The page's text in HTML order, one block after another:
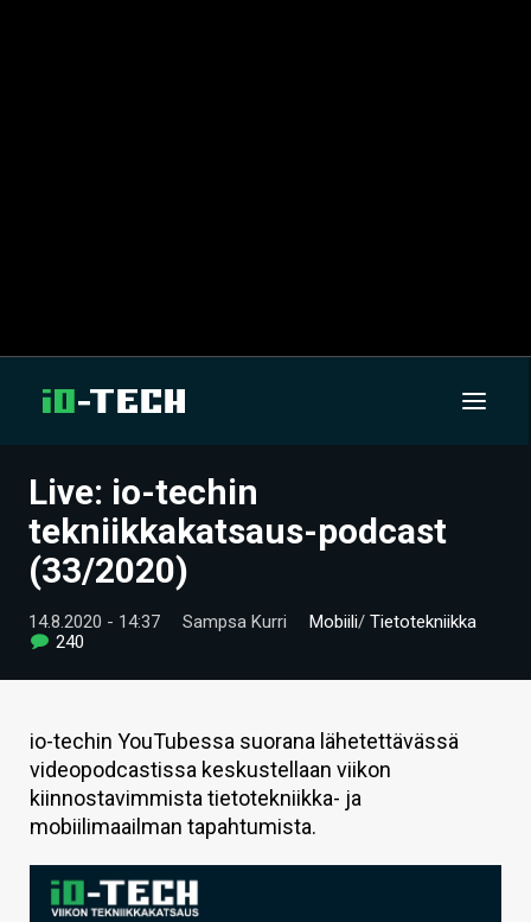
UUTISET
ARTIKKELIT
VIDEOT
HINTA.FI
KAUPPA
VAIHDA TEEMA
Live: io-techin
tekniikkakatsaus-podcast
(33/2020)
14.8.2020 - 14:37 Sampsa Kurri Mobiili/ Tietotekniikka
240
io-techin YouTubessa suorana lähetettävässä
videopodcastissa keskustellaan viikon
kiinnostavimmista tietotekniikka- ja
mobiilimaailman tapahtumista.